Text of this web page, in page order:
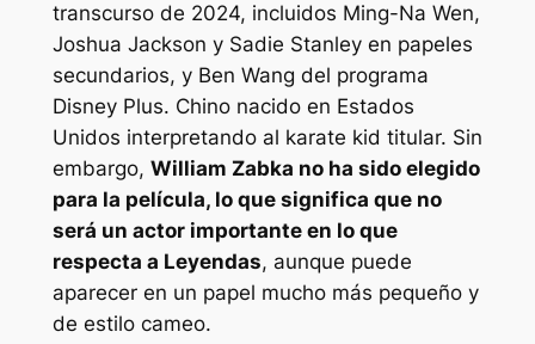
transcurso de 2024, incluidos Ming-Na Wen,
Joshua Jackson y Sadie Stanley en papeles
secundarios, y Ben Wang del programa
Disney Plus. Chino nacido en Estados
Unidos interpretando al karate kid titular. Sin
embargo, William Zabka no ha sido elegido
para la película, lo que significa que no
será un actor importante en lo que
respecta a Leyendas, aunque puede
aparecer en un papel mucho más pequeño y
de estilo cameo.